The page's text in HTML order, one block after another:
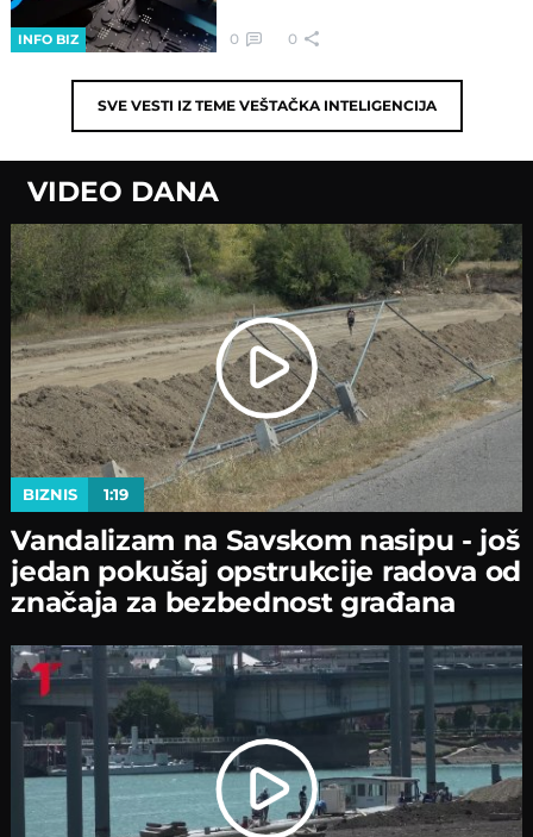
INFO BIZ 0 0
SVE VESTI IZ TEME VEŠTAČKA INTELIGENCIJA
VIDEO DANA
BIZNIS 1:19
Vandalizam na Savskom nasipu - јoš
јedan pokušaј opstrukciјe radova od
značaјa za bezbednost građana